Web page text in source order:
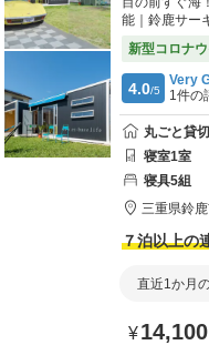
能｜鈴鹿サー
新型コロナ
4.0/5
Very
1件の
丸ごと貸切
寝室1室
寝具5組
三重県鈴
７泊以上の
直近1か月
¥14,100